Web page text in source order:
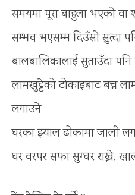
समयमा पूरा बाहुला भएको वा
सम्भव भएसम्म दिउँसो सुत्दा
बालबालिकालाई सुताउँदा
लामखुट्टेको टोकाइबाट बच्न
लगाउने
घरका झ्याल ढोकामा जाली
घर वरपर सफा सुग्घर राख्ने,